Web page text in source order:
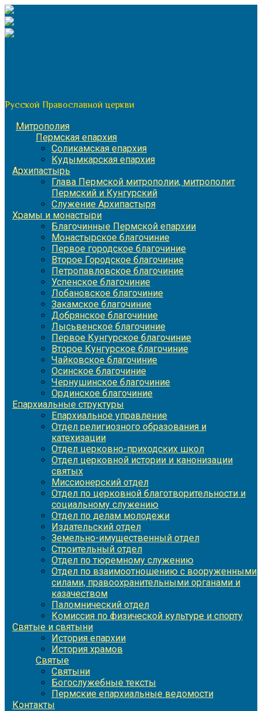
Перейти
к
содержимому
Русской Православной церкви
Митрополия
Пермская епархия
Соликамская епархия
Кудымкарская епархия
Архипастырь
Глава Пермской митрополии, митрополит
Пермский и Кунгурский
Служение Архипастыря
Храмы и монастыри
Благочинные Пермской епархии
Монастырское благочиние
Первое городское благочиние
Второе Городское благочиние
Петропавловское благочиние
Успенское благочиние
Лобановское благочиние
Закамское благочиние
Добрянское благочиние
Лысьвенское благочиние
Первое Кунгурское благочиние
Второе Кунгурское благочиние
Чайковское благочиние
Осинское благочиние
Чернушинское благочиние
Ординское благочиние
Епархиальные структуры
Епархиальное управление
Отдел религиозного образования и
катехизации
Отдел церковно-приходских школ
Отдел церковной истории и канонизации
святых
Миссионерский отдел
Отдел по церковной благотворительности и
социальному служению
Отдел по делам молодежи
Издательский отдел
Земельно-имущественный отдел
Строительный отдел
Отдел по тюремному служению
Отдел по взаимоотношению с вооруженными
силами, правоохранительными органами и
казачеством
Паломнический отдел
Комиссия по физической культуре и спорту
Святые и святыни
История епархии
История храмов
Святые
Святыни
Богослужебные тексты
Пермские епархиальные ведомости
Контакты